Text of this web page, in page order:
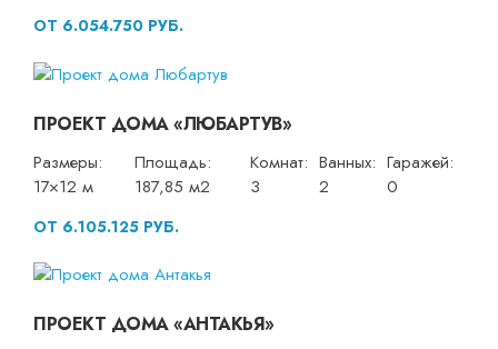
ОТ 6.054.750 РУБ.
ПРОЕКТ ДОМА «ЛЮБАРТУВ»
Размеры:
17×12 м
Площадь:
187,85 м2
Комнат:
3
Ванных:
2
Гаражей:
0
ОТ 6.105.125 РУБ.
ПРОЕКТ ДОМА «АНТАКЬЯ»